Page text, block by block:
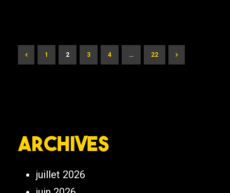
1 2 3 4 … 22
Archives
juillet 2026